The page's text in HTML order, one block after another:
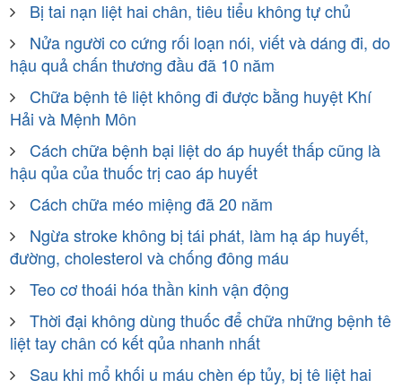
Bị tai nạn liệt hai chân, tiêu tiểu không tự chủ
Nửa người co cứng rối loạn nói, viết và dáng đi, do
hậu quả chấn thương đầu đã 10 năm
Chữa bệnh tê liệt không đi được bằng huyệt Khí
Hải và Mệnh Môn
Cách chữa bệnh bại liệt do áp huyết thấp cũng là
hậu qủa của thuốc trị cao áp huyết
Cách chữa méo miệng đã 20 năm
Ngừa stroke không bị tái phát, làm hạ áp huyết,
đường, cholesterol và chống đông máu
Teo cơ thoái hóa thần kinh vận động
Thời đại không dùng thuốc để chữa những bệnh tê
liệt tay chân có kết qủa nhanh nhất
Sau khi mổ khối u máu chèn ép tủy, bị tê liệt hai